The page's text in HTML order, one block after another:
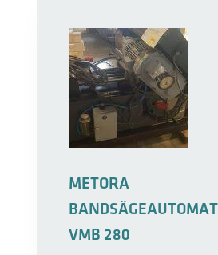
METORA
BANDSÄGEAUTOMAT
VMB 280